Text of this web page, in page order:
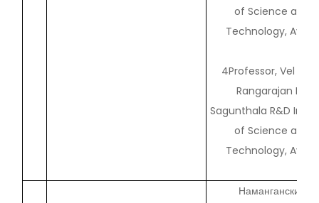
of Science and
Technology, Avadi.
4Professor, Vel
Rangarajan Dr.
Sagunthala R&D
of Science and
Technology, Avadi.
Наманганский